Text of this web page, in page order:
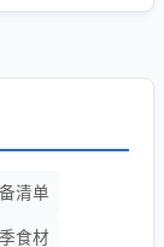
清单
食材